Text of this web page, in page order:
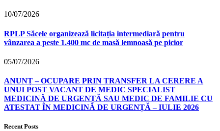
10/07/2026
RPLP Săcele organizează licitația intermediară pentru
vânzarea a peste 1.400 mc de masă lemnoasă pe picior
05/07/2026
ANUNȚ – OCUPARE PRIN TRANSFER LA CERERE A
UNUI POST VACANT DE MEDIC SPECIALIST
MEDICINĂ DE URGENȚĂ SAU MEDIC DE FAMILIE CU
ATESTAT ÎN MEDICINĂ DE URGENȚĂ – IULIE 2026
Recent Posts